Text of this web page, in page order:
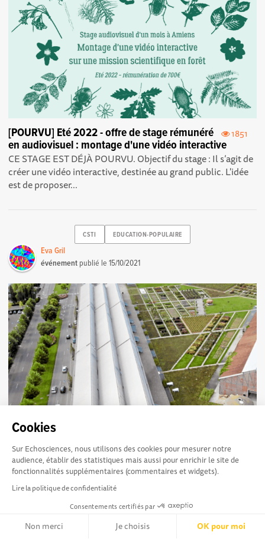
Cookies
Sur Echosciences, nous utilisons des cookies pour mesurer notre
audience, établir des statistiques mais aussi pour enrichir le site de
fonctionnalités supplémentaires (commentaires et widgets).
Lire la politique de confidentialité
Consentements certifiés par
Non merci Je choisis OK pour moi
1851
[POURVU] Eté 2022 - offre de stage rémunéré
en audiovisuel : montage d'une vidéo interactive
CE STAGE EST DÉJÀ POURVU. Objectif du stage : Il s’agit de
créer une vidéo interactive, destinée au grand public. L'idée
est de proposer...
CSTI EDUCATION-POPULAIRE
Eva Gril
événement publié le15/10/2021
Education populaire & Culture scientifique,
technique et industrielle : journée d'échanges et de
pratiques
Le Comité Régional des Associations d'Education Populaire
(CRAJEP) Hauts-de-France et Ombelliscience vous invitent à
une journée d'échange de...